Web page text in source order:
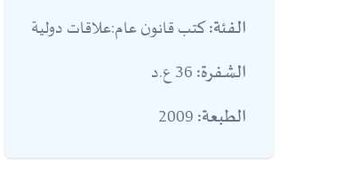
الفئة:كتب قانون عام:علاقات دولية
الشفرة:
الطبعة: